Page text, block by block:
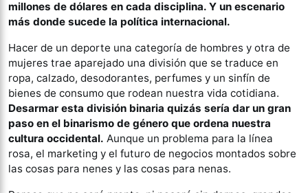
millones de dólares en cada disciplina. Y un escenario
más donde sucede la política internacional.
Hacer de un deporte una categoría de hombres y otra de
mujeres trae aparejado una división que se traduce en
ropa, calzado, desodorantes, perfumes y un sinfín de
bienes de consumo que rodean nuestra vida cotidiana.
Desarmar esta división binaria quizás sería dar un gran
paso en el binarismo de género que ordena nuestra
cultura occidental. Aunque un problema para la línea
rosa, el marketing y el futuro de negocios montados sobre
las cosas para nenes y las cosas para nenas.